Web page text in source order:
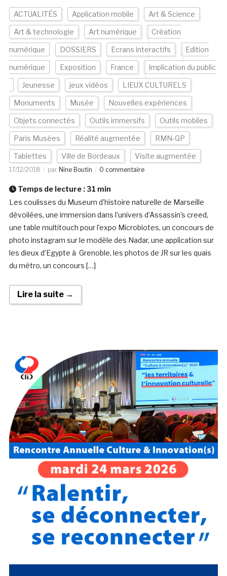
ACTUALITÉS Application mobile Art & Science
Art & technologie Art numérique Création
numérique DOSSIERS Ecrans interactifs Edition
numérique Exposition France Implication du public
Jeunesse jeux vidéos LIEUX CULTURELS
Monuments Musée Nouvelles expériences
Objets connectés Outils immersifs Outils mobiles
Paris Musées Réalité augmentée RMN-GP
Tablettes Ville de Bordeaux Visite augmentée
17/12/2018 par Nine Boutin 0 commentaire
Temps de lecture : 31 min
Les coulisses du Museum d’histoire naturelle de Marseille
dévoilées, une immersion dans l’univers d’Assassin’s creed,
une table multitouch pour l’expo Microbiotes, un concours de
photo instagram sur le modèle des Nadar, une application sur
les dieux d’Egypte à Grenoble, les photos de JR sur les quais
du métro, un concours […]
Lire la suite →